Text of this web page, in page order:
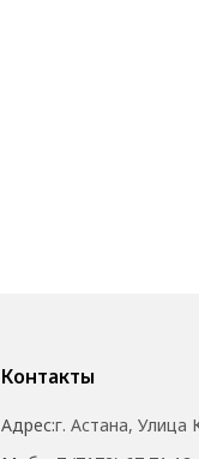
Контакты
Адрес:г. Астана,